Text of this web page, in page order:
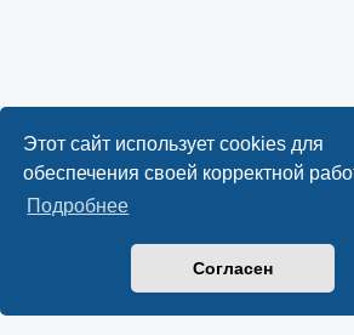
Этот сайт использует cookies для
обеспечения своей корректной
Подробнее
Согласен